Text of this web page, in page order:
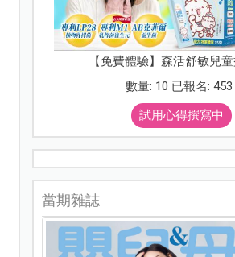
【免費體驗】森活舒敏兒
數量: 10 已報名: 453
試用心得撰寫中
當期雜誌